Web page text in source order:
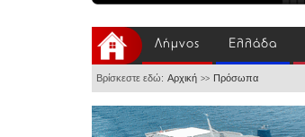
Λήμνος Ελλάδα
Βρίσκεστε εδώ: Αρχική >> Πρόσωπα